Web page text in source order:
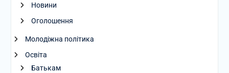
Новини
Оголошення
Молодіжна політика
Освіта
Батькам